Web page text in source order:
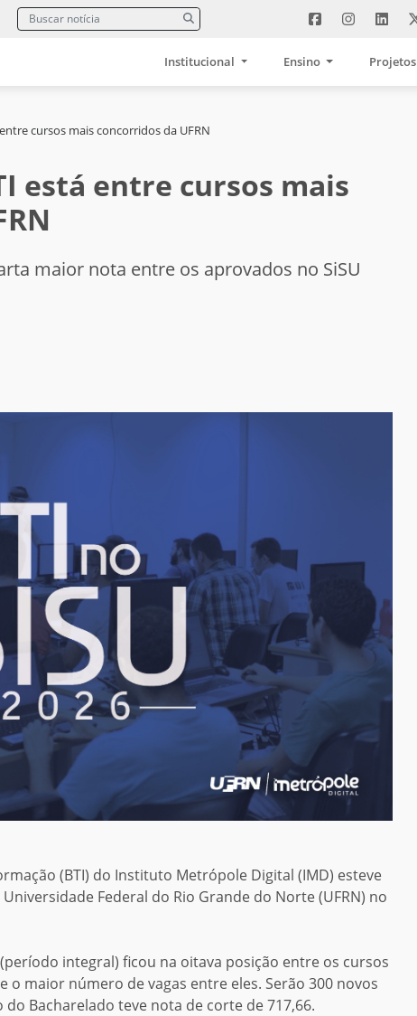
Institucional Ensino Projetos
cursos mais concorridos da UFRN
está entre cursos mais
maior nota entre os aprovados no SiSU
(BTI) do Instituto Metrópole Digital (IMD) esteve
Federal do Rio Grande do Norte (UFRN) no
integral) ficou na oitava posição entre os cursos
o maior número de vagas entre eles. Serão 300 novos
do Bacharelado teve nota de corte de 717,66.